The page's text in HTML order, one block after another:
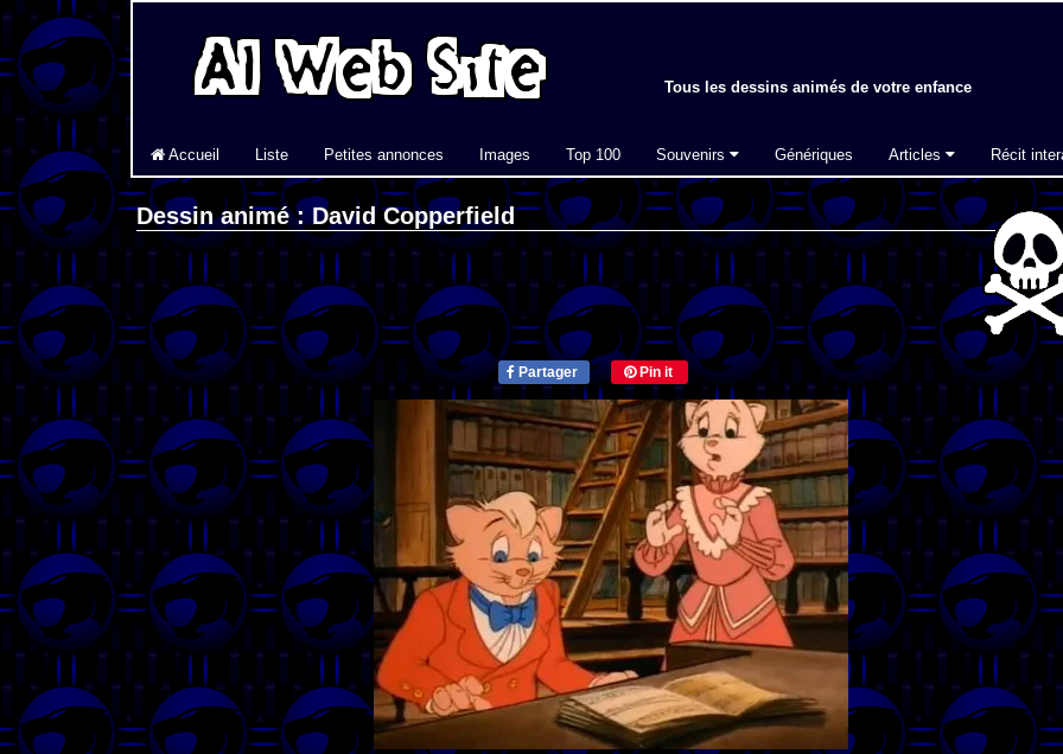
Tous les dessins animés de votre enfance
Accueil Liste Petites annonces Images Top 100 Souvenirs Génériques Articles Récit
Dessin animé : David Copperfield
Partager Pin it